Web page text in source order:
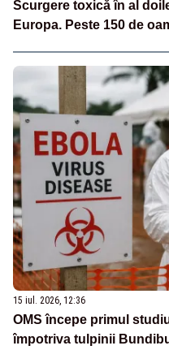
Scurgere toxică în al
Europa. Peste 150 de
15 iul. 2026, 12:36
OMS începe primul
împotriva tulpinii